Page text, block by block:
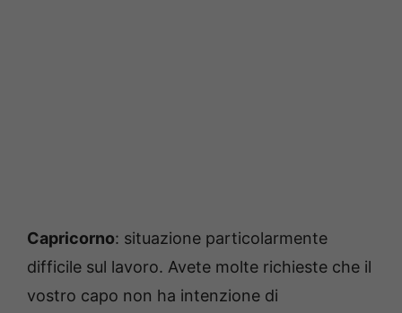
Capricorno: situazione particolarmente
difficile sul lavoro. Avete molte richieste che il
vostro capo non ha intenzione di